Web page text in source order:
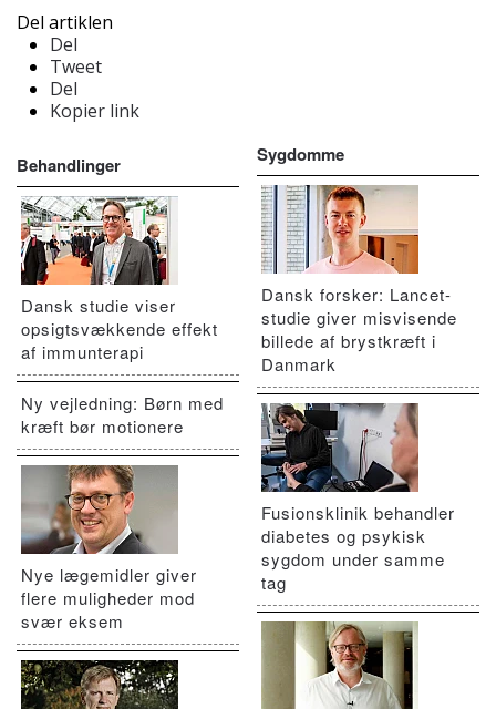
Del artiklen
Del
Tweet
Del
Kopier link
Behandlinger
Dansk studie viser
opsigtsvækkende effekt
af immunterapi
Ny vejledning: Børn med
kræft bør motionere
Nye lægemidler giver
flere muligheder mod
svær eksem
Sygdomme
Dansk forsker: Lancet-
studie giver misvisende
billede af brystkræft i
Danmark
Fusionsklinik behandler
diabetes og psykisk
sygdom under samme
tag